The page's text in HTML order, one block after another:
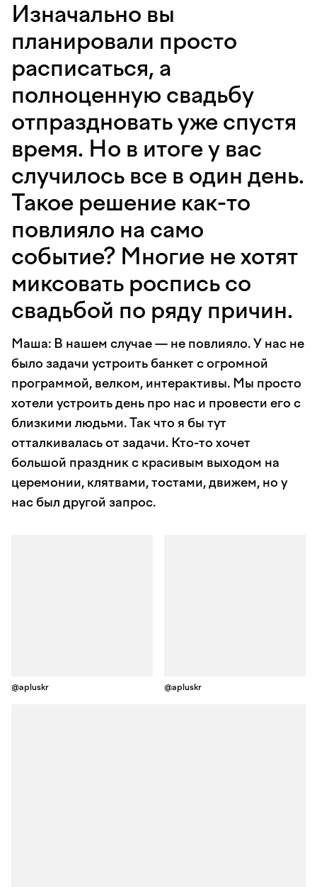
Изначально вы
планировали просто
расписаться, а
полноценную свадьбу
отпраздновать уже спустя
время. Но в итоге у вас
случилось все в один день.
Такое решение как-то
повлияло на само
событие? Многие не хотят
миксовать роспись со
свадьбой по ряду причин.
Маша: В нашем случае — не повлияло. У нас не
было задачи устроить банкет с огромной
программой, велком, интерактивы. Мы просто
хотели устроить день про нас и провести его с
близкими людьми. Так что я бы тут
отталкивалась от задачи. Кто-то хочет
большой праздник с красивым выходом на
церемонии, клятвами, тостами, движем, но у
нас был другой запрос.
@apluskr @apluskr